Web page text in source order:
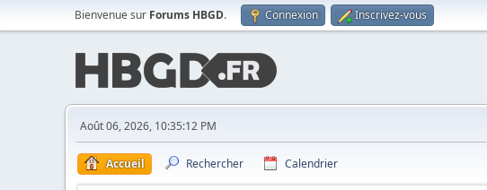
Bienvenue sur Forums HBGD. Connexion Inscrivez-vous
Août 06, 2026, 10:35:12 PM
Accueil Rechercher Calendrier